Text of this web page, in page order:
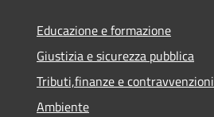
Educazione e formazione
Giustizia e sicurezza pubblica
Tributi,finanze e contravvenzioni
Ambiente